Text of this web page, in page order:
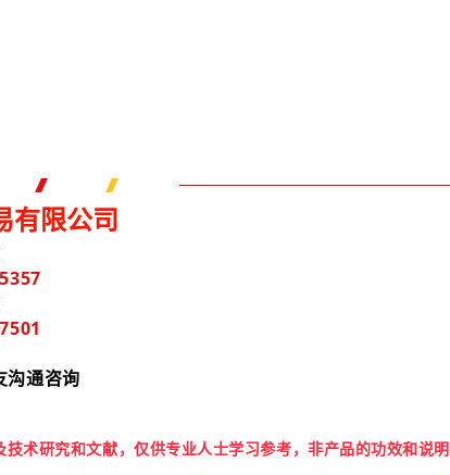
有限公司
沟通咨询
技术研究和文献，仅供专业人士学习参考，非产品的功效和说明